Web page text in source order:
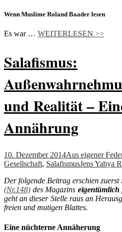
Wenn Muslime Roland Baader lesen
Es war … WEITERLESEN >>
Salafismus:
und Realität –
Annährung
10. Dezember 2014Aus eigener
Gesellschaft, SalafismusJens Yahya
Der folgende Beitrag erschien zuerst
(Nr.148) des Magazins eigentümlich
geht an dieser Stelle raus an
freien und mutigen Blattes.
Eine nüchterne Annäherung